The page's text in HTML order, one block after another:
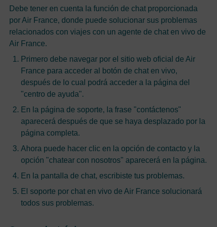
Debe tener en cuenta la función de chat proporcionada
por Air France, donde puede solucionar sus problemas
relacionados con viajes con un agente de chat en vivo de
Air France.
Primero debe navegar por el sitio web oficial de Air
France para acceder al botón de chat en vivo,
después de lo cual podrá acceder a la página del
"centro de ayuda".
En la página de soporte, la frase "contáctenos"
aparecerá después de que se haya desplazado por la
página completa.
Ahora puede hacer clic en la opción de contacto y la
opción "chatear con nosotros" aparecerá en la página.
En la pantalla de chat, escribiste tus problemas.
El soporte por chat en vivo de Air France solucionará
todos sus problemas.